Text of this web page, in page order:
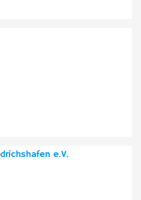
e.V.